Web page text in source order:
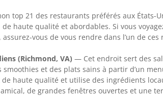
top 21 des restaurants préférés aux États-
haute qualité et abordables. Si vous
vous de vous rendre dans l’un de ces
(Richmond, VA) — Cet endroit sert des
smoothies et des plats sains à partir d’un
haute qualité et utilise des ingrédients
de grandes fenêtres ouvertes et une